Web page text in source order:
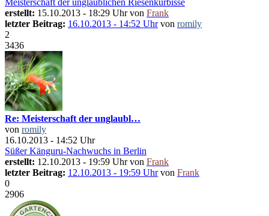
erstellt: 15.10.2013 - 18:29 Uhr von Frank
letzter Beitrag: 16.10.2013 - 14:52 Uhrvon romily
2
3436
Re: Meisterschaft der unglaubl…
von romily
16.10.2013 - 14:52 Uhr
Süßer Känguru-Nachwuchs in Berlin
erstellt: 12.10.2013 - 19:59 Uhr von Frank
letzter Beitrag: 12.10.2013 - 19:59 Uhrvon Frank
0
2906